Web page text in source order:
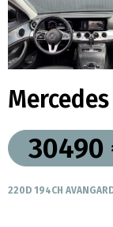
30490
220D 194CH